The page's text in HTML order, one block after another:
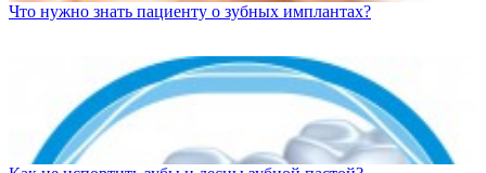
Что нужно знать пациенту о зубных имплантах?